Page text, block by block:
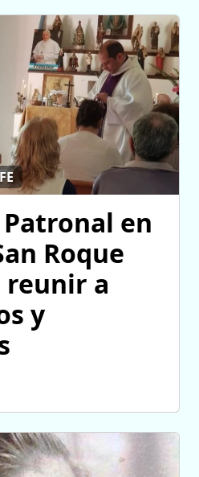
en
Roque
reunir a
y